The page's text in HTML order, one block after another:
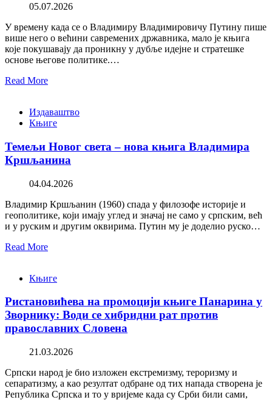
05.07.2026
У времену када се о Владимиру Владимировичу Путину пише
више него о већини савремених државника, мало је књига
које покушавају да проникну у дубље идејне и стратешке
основе његове политике.…
Read More
Издаваштво
Књиге
Темељи Новог света – нова књига Владимира
Кршљанина
04.04.2026
Владимир Кршљанин (1960) спада у филозофе историје и
геополитике, који имају углед и значај не само у српским, већ
и у руским и другим оквирима. Путин му је доделио руско…
Read More
Књиге
Ристановићева на промоцији књиге Панарина у
Зворнику: Води се хибридни рат против
православних Словена
21.03.2026
Српски народ је био изложен екстремизму, тероризму и
сепаратизму, а као резултат одбране од тих напада створена је
Република Српска и то у вријеме када су Срби били сами,